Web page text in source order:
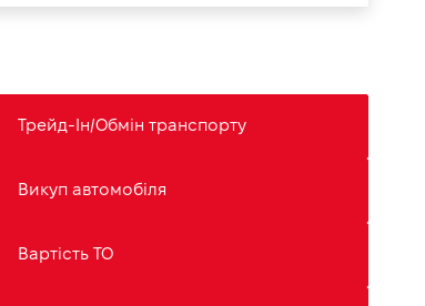
Трейд-Ін/Обмін транспорту
Викуп автомобіля
Вартість ТО